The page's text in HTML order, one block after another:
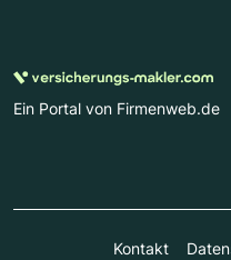
Ein Portal von Firmenweb.de
Kontakt